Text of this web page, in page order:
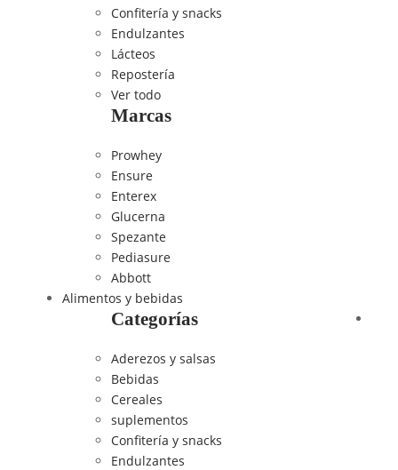
Confitería y snacks
Endulzantes
Lácteos
Repostería
Ver todo
Marcas
Prowhey
Ensure
Enterex
Glucerna
Spezante
Pediasure
Abbott
Alimentos y bebidas
Categorías
Aderezos y salsas
Bebidas
Cereales
suplementos
Confitería y snacks
Endulzantes